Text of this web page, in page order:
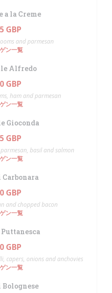
la Creme
GBP
and parmesan
ン一覧
Alfredo
GBP
ham and parmesan
ン一覧
Gioconda
GBP
basil and salmon
ン一覧
GBP
and chopped bacon
ン一覧
GBP
capers, onions and anchovies
ン一覧